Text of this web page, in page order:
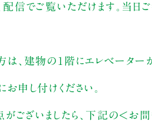
配信でご覧いただけます。当
、建物の1階にエレベーター
申し付けください。
がございましたら、下記の＜